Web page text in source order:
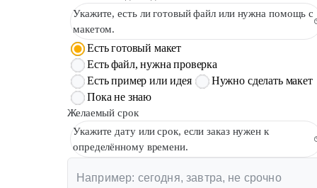
Укажите, есть ли готовый файл или нужна помощь с
макетом.
Есть готовый макет
Есть файл, нужна проверка
Есть пример или идея
Нужно сделать макет
Пока не знаю
Желаемый срок
Укажите дату или срок, если заказ нужен к
определённому времени.